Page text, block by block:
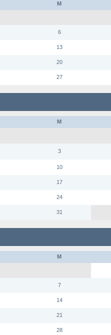
M
6
13
20
27
M
3
10
17
24
31
M
7
14
21
28